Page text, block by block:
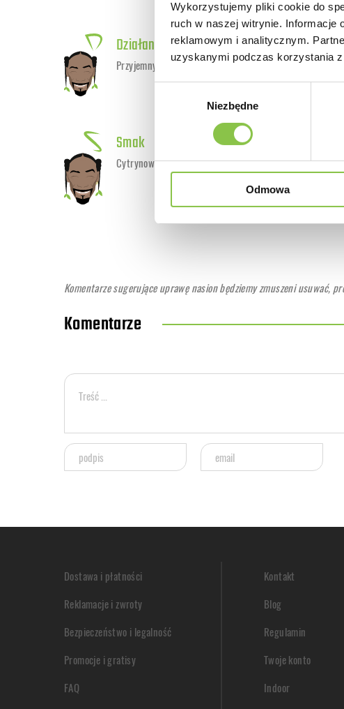
Wykorzystujemy pliki cookie do
ruch w naszej witrynie. Informacje
reklamowym i analitycznym.
uzyskanymi podczas korzystania z
Niezbędne
Odmowa
Działanie
Przyjemny, relaksujący wpływ na ciało i umysł
Smak
Cytrynowy z aromatem ziemistych przypraw i nutą oleju
Komentarze sugerujące uprawę nasion będziemy zmuszeni usuwać,
Komentarze
Dostawa i płatności
Reklamacje i zwroty
Bezpieczeństwo i legalność
Promocje i gratisy
FAQ
Kontakt
Blog
Regulamin
Twoje konto
Indoor